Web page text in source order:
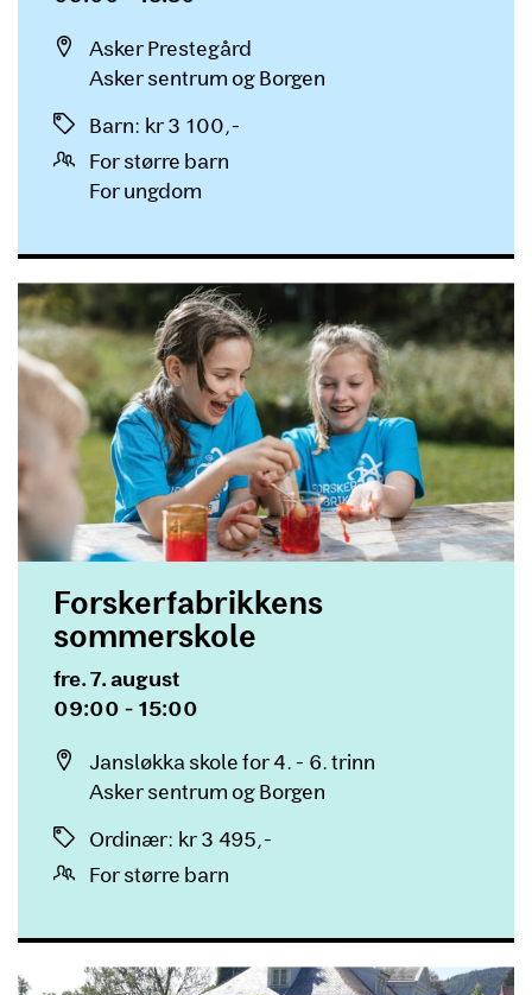
Asker Prestegård
Asker sentrum og Borgen
Barn: kr 3 100,-
For større barn
For ungdom
Forskerfabrikkens
sommerskole
fre. 7. august
09:00 - 15:00
Jansløkka skole for 4. - 6. trinn
Asker sentrum og Borgen
Ordinær: kr 3 495,-
For større barn